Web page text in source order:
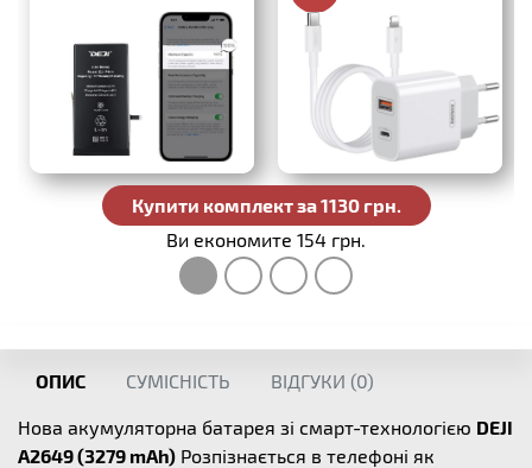
386 грн.
Купити комплект за 1130 грн.
Ви економите 154 грн.
ОПИС СУМІСНІСТЬ ВІДГУКИ (0)
Нова акумуляторна батарея зі смарт-технологією DEJI
A2649 (3279 mAh) Розпізнається в телефоні як